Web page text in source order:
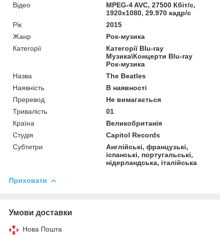
Відео
MPEG-4 AVC, 27500 Кбіт/с,
1920x1080, 29.970 кадр/с
Рік
2015
Жанр
Рок-музика
Категорії
Категорії Blu-ray
Музика\Концерти Blu-ray
Рок-музика
Назва
The Beatles
Наявність
В наявності
Преревод
Не вимагається
Тривалість
01
Країна
Великобританія
Студія
Capitol Records
Субтитри
Англійські, французькі,
іспанські, португальські,
нідерландська, італійська
Приховати
Умови доставки
Нова Пошта